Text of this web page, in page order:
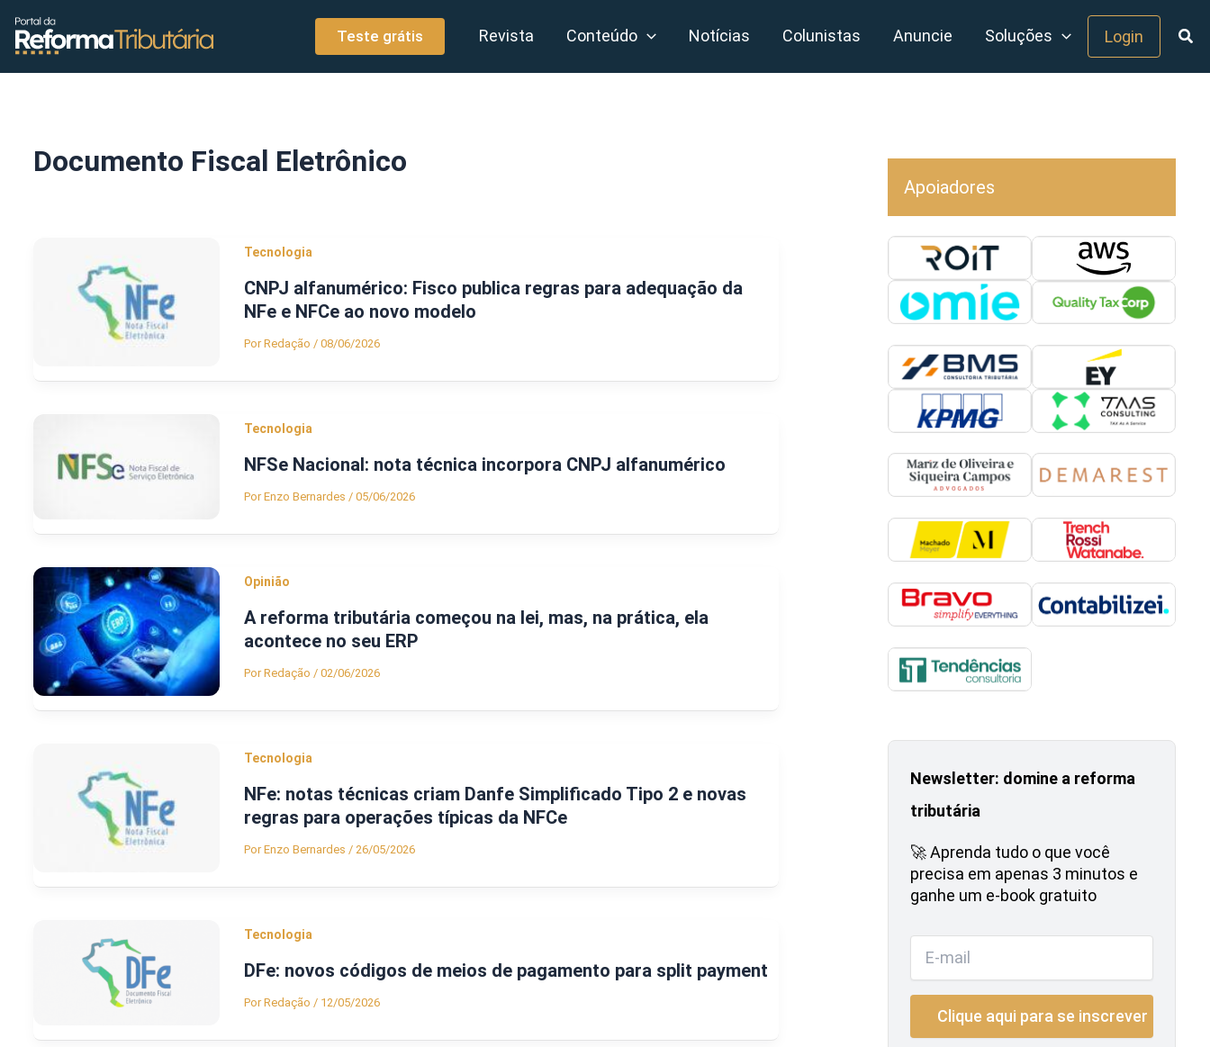
conteúdo
Teste grátis Revista Conteúdo Notícias Colunistas Anuncie Soluções Login
Documento Fiscal Eletrônico
Tecnologia
CNPJ alfanumérico: Fisco publica regras para adequação da
NFe e NFCe ao novo modelo
PorRedação / 08/06/2026
Tecnologia
NFSe Nacional: nota técnica incorpora CNPJ alfanumérico
PorEnzo Bernardes / 05/06/2026
Opinião
A reforma tributária começou na lei, mas, na prática, ela
acontece no seu ERP
PorRedação / 02/06/2026
Tecnologia
NFe: notas técnicas criam Danfe Simplificado Tipo 2 e novas
regras para operações típicas da NFCe
PorEnzo Bernardes / 26/05/2026
Tecnologia
DFe: novos códigos de meios de pagamento para split payment
PorRedação / 12/05/2026
Apoiadores
Newsletter: domine a reforma
tributária
🚀 Aprenda tudo o que você
precisa em apenas 3 minutos e
ganhe um e-book gratuito